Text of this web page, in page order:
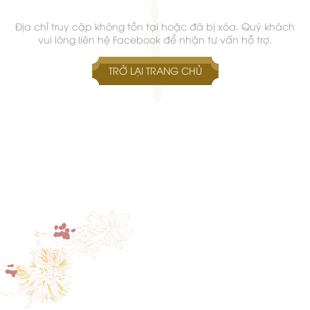
Địa chỉ truy cập không tồn tại hoặc đã bị xóa. Quý khách
vui lòng liên hệ Facebook để nhận tư vấn hỗ trợ.
TRỞ LẠI TRANG CHỦ